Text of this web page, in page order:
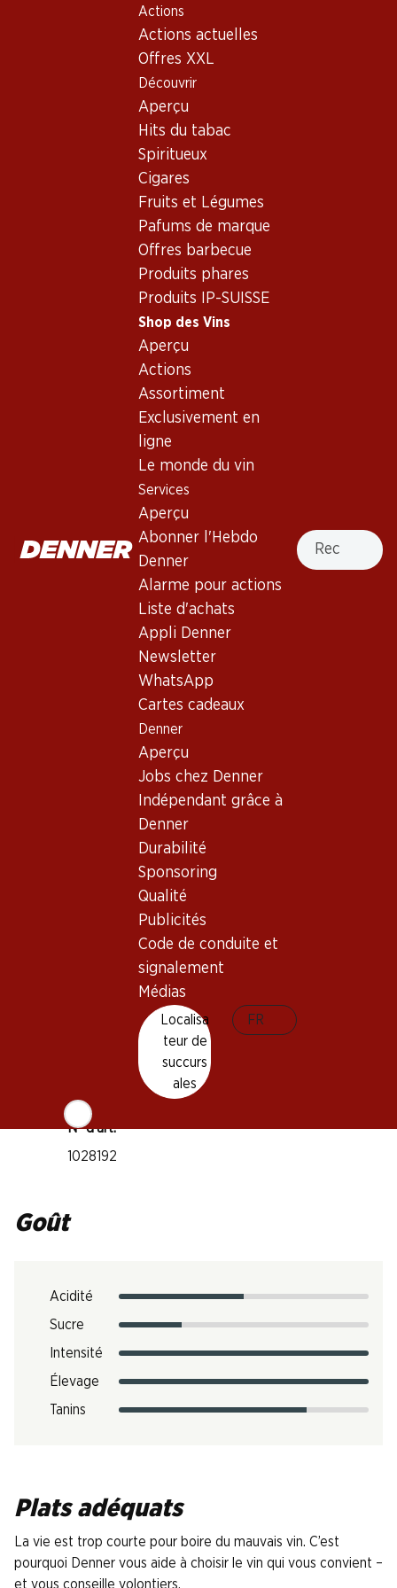
Actions
Actions actuelles
Offres XXL
Découvrir
Aperçu
Hits du tabac
Spiritueux
Cigares
Fruits et Légumes
Pafums de marque
Offres barbecue
Produits phares
Produits IP-SUISSE
Shop des Vins
Aperçu
Actions
Assortiment
Exclusivement en
ligne
Le monde du vin
Services
Aperçu
Abonner l'Hebdo
Denner
Alarme pour actions
Liste d'achats
Appli Denner
Newsletter
WhatsApp
Cartes cadeaux
Denner
Aperçu
Jobs chez Denner
Indépendant grâce à
Denner
Durabilité
Sponsoring
Qualité
Publicités
Code de conduite et
signalement
Médias
Localisa
teur de
succurs
ales
FR
Recherche
Shop des Vins
Espagne
Ribera del Duero
Pesquera MXI Ribera del Duero DO
Exclusivité web !
Recto Verso
Pesquera MXI Ribera del Duero
Ribera del Duero
Robe pourpre opaque. Nez aux arômes envoûtants de baies
des bois, de pruneau noir et de chocolat doux-amer, avec
des notes de cannelle et de vanille. Bouche pleine, d'une
maturité parfaite et d'un fondant irrésistible. Des tanins
croquants et doux accompagnent les notes fruitées dans
une finale persistante.
Bon à savoir
Température de dégustation
Empreinte carbone
7 kg
N° d'art.
1028192
Goût
Acidité
Sucre
Intensité
Élevage
Tanins
Plats adéquats
La vie est trop courte pour boire du mauvais vin. C’est
pourquoi Denner vous aide à choisir le vin qui vous convient –
et vous conseille volontiers.